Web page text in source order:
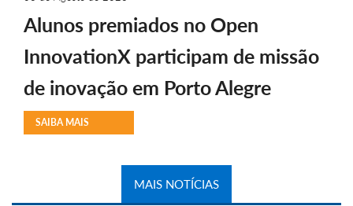
Alunos premiados no Open
InnovationX participam de missão
de inovação em Porto Alegre
SAIBA MAIS
MAIS NOTÍCIAS